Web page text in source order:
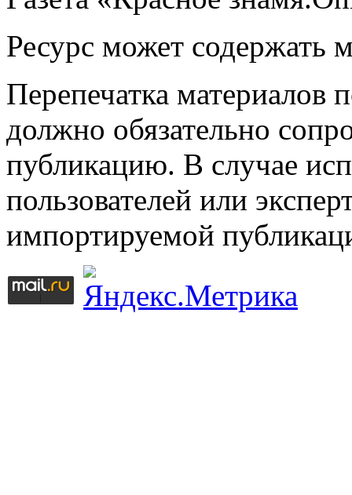
Ресурс может содержать
Перепечатка материалов
должно обязательно
публикацию. В случае
пользователей или
импортируемой